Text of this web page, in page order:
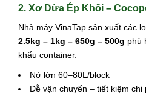
2. Xơ Dừa Ép Khối –
Nhà máy VinaTap sản xuất các
2.5kg – 1kg – 650g – 500g phù
khẩu container.
Nở lớn 60–80L/block
Dễ vận chuyển – tiết kiệm chi